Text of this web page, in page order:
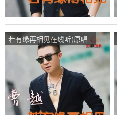
若有缘再相见在线听(原唱
是曹越)，。演唱点播:74次